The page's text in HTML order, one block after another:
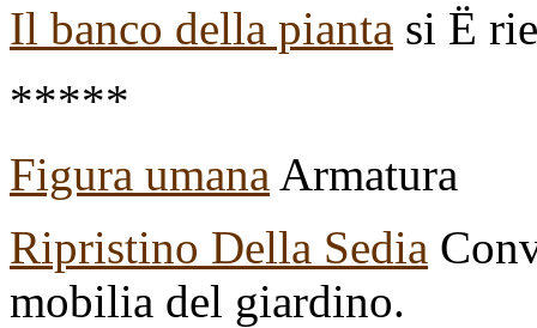
Il banco della pianta si Ë
*****
Figura umana Armatura
Ripristino Della Sedia
mobilia del giardino.